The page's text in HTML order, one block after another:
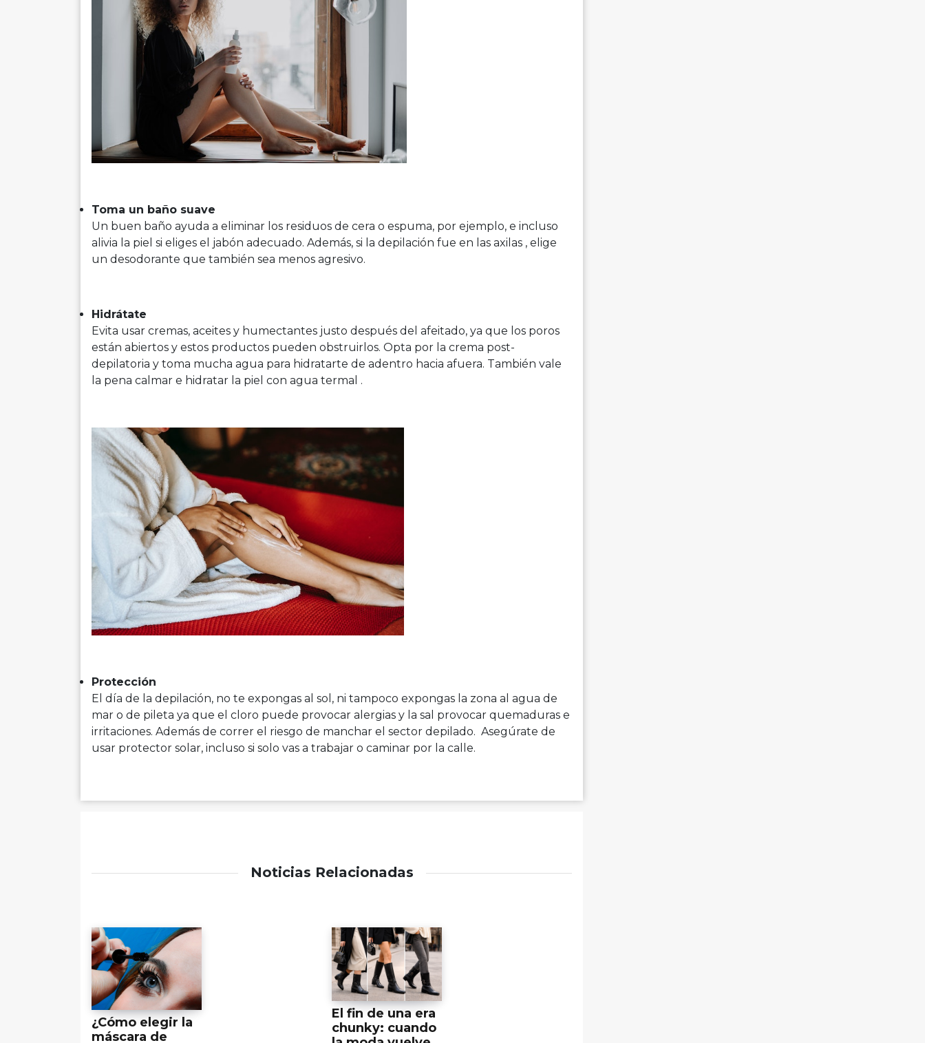
Toma un baño suave
Un buen baño ayuda a eliminar los residuos de cera o espuma, por ejemplo, e incluso
alivia la piel si eliges el jabón adecuado. Además, si la depilación fue en las axilas , elige
un desodorante que también sea menos agresivo.
Hidrátate
Evita usar cremas, aceites y humectantes justo después del afeitado, ya que los poros
están abiertos y estos productos pueden obstruirlos. Opta por la crema post-
depilatoria y toma mucha agua para hidratarte de adentro hacia afuera. También vale
la pena calmar e hidratar la piel con agua termal .
Protección
El día de la depilación, no te expongas al sol, ni tampoco expongas la zona al agua de
mar o de pileta ya que el cloro puede provocar alergias y la sal provocar quemaduras e
irritaciones. Además de correr el riesgo de manchar el sector depilado. Asegúrate de
usar protector solar, incluso si solo vas a trabajar o caminar por la calle.
Noticias Relacionadas
¿Cómo elegir la
máscara de
El fin de una era
chunky: cuando